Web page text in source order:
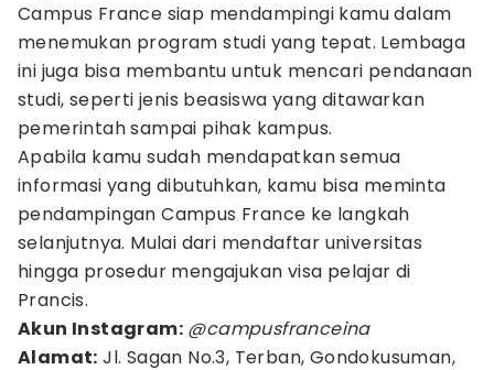
Campus France siap mendampingi kamu dalam
menemukan program studi yang tepat. Lembaga
ini juga bisa membantu untuk mencari pendanaan
studi, seperti jenis beasiswa yang ditawarkan
pemerintah sampai pihak kampus.
Apabila kamu sudah mendapatkan semua
informasi yang dibutuhkan, kamu bisa meminta
pendampingan Campus France ke langkah
selanjutnya. Mulai dari mendaftar universitas
hingga prosedur mengajukan visa pelajar di
Prancis.
Akun Instagram: @campusfranceina
Alamat: Jl. Sagan No.3, Terban, Gondokusuman,